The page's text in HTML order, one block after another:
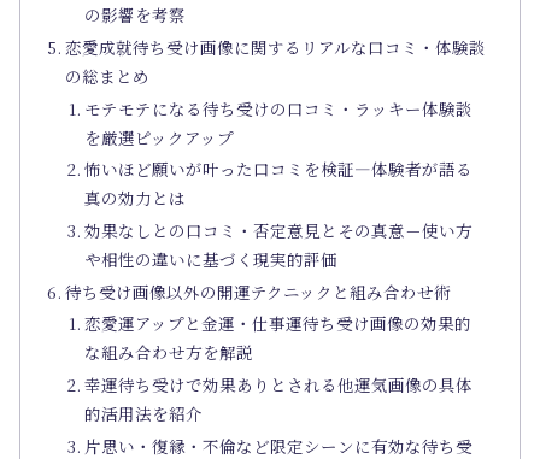
の影響を考察
恋愛成就待ち受け画像に関するリアルな口コミ・体験談
の総まとめ
モテモテになる待ち受けの口コミ・ラッキー体験談
を厳選ピックアップ
怖いほど願いが叶った口コミを検証―体験者が語る
真の効力とは
効果なしとの口コミ・否定意見とその真意－使い方
や相性の違いに基づく現実的評価
待ち受け画像以外の開運テクニックと組み合わせ術
恋愛運アップと金運・仕事運待ち受け画像の効果的
な組み合わせ方を解説
幸運待ち受けで効果ありとされる他運気画像の具体
的活用法を紹介
片思い・復縁・不倫など限定シーンに有効な待ち受